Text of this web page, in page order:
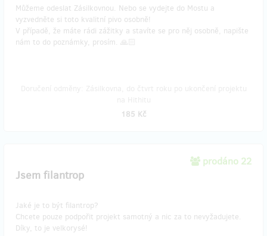
Můžeme odeslat Zásilkovnou. Nebo se vydejte do Mostu a
vyzvedněte si toto kvalitní pivo osobně!
V případě, že máte rádi zážitky a stavíte se pro něj osobně, napište
nám to do poznámky, prosím. 🙏🏻
185 Kč
prodáno 22
Jsem filantrop
Jaké je to být filantrop?
Chcete pouze podpořit projekt samotný a nic za to nevyžadujete.
Díky, to je velkorysé!